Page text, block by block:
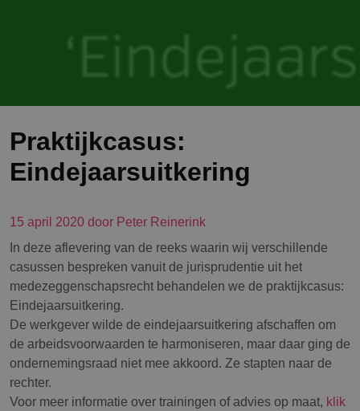
Praktijkcasus:
Eindejaarsuitkering
15 april 2020 door Peter Reinerink
In deze aflevering van de reeks waarin wij verschillende
casussen bespreken vanuit de jurisprudentie uit het
medezeggenschapsrecht behandelen we de praktijkcasus:
Eindejaarsuitkering.
De werkgever wilde de eindejaarsuitkering afschaffen om
de arbeidsvoorwaarden te harmoniseren, maar daar ging de
ondernemingsraad niet mee akkoord. Ze stapten naar de
rechter.
Voor meer informatie over trainingen of advies op maat, klik